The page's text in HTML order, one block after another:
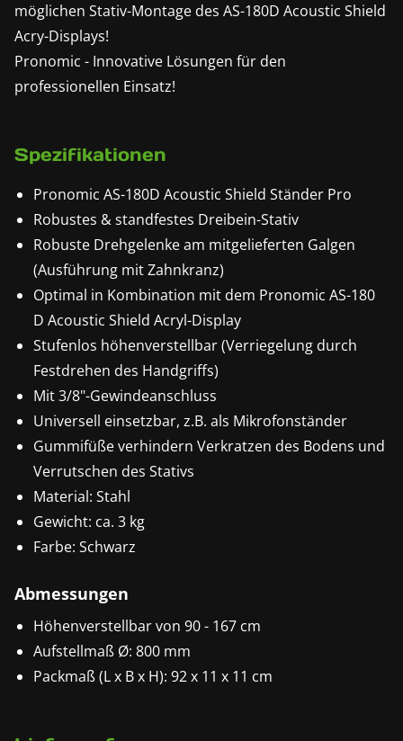
möglichen Stativ-Montage des AS-180D Acoustic Shield
Acry-Displays!
Pronomic - Innovative Lösungen für den
professionellen Einsatz!
Spezifikationen
Pronomic AS-180D Acoustic Shield Ständer Pro
Robustes & standfestes Dreibein-Stativ
Robuste Drehgelenke am mitgelieferten Galgen
(Ausführung mit Zahnkranz)
Optimal in Kombination mit dem Pronomic AS-180
D Acoustic Shield Acryl-Display
Stufenlos höhenverstellbar (Verriegelung durch
Festdrehen des Handgriffs)
Mit 3/8"-Gewindeanschluss
Universell einsetzbar, z.B. als Mikrofonständer
Gummifüße verhindern Verkratzen des Bodens und
Verrutschen des Stativs
Material: Stahl
Gewicht: ca. 3 kg
Farbe: Schwarz
Abmessungen
Höhenverstellbar von 90 - 167 cm
Aufstellmaß Ø: 800 mm
Packmaß (L x B x H): 92 x 11 x 11 cm